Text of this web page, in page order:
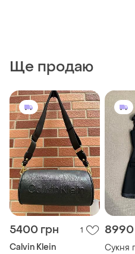
Ще продаю
5400 грн 1
Calvin Klein
8990